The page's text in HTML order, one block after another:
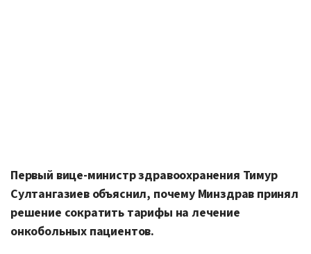
Первый вице-министр здравоохранения Тимур
Султангазиев объяснил, почему Минздрав принял
решение сократить тарифы на лечение
онкобольных пациентов.